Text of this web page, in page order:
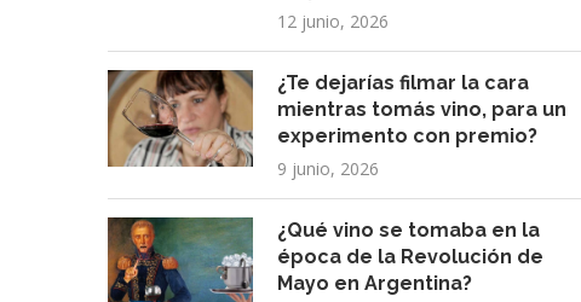
12 junio, 2026
¿Te dejarías filmar la cara
mientras tomás vino, para un
experimento con premio?
9 junio, 2026
¿Qué vino se tomaba en la
época de la Revolución de
Mayo en Argentina?